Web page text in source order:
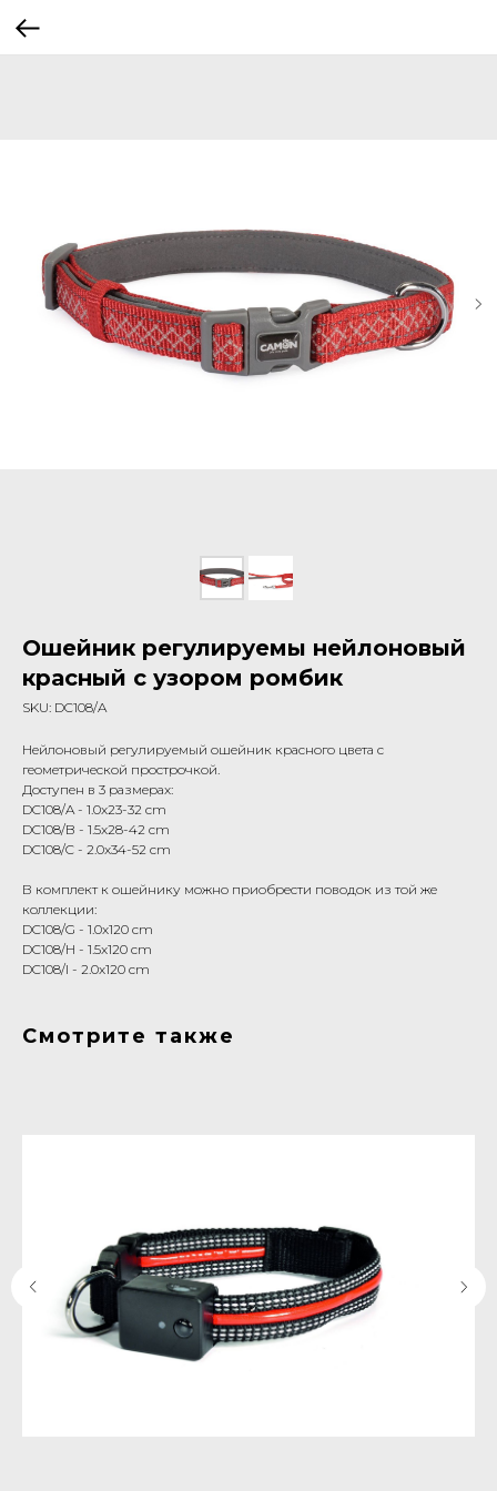
Ошейник регулируемы нейлоновый
красный с узором ромбик
SKU: DC108/A
Нейлоновый регулируемый ошейник красного цвета с
геометрической прострочкой.
Доступен в 3 размерах:
DC108/A - 1.0x23-32 cm
DC108/B - 1.5x28-42 cm
DC108/C - 2.0x34-52 cm
В комплект к ошейнику можно приобрести поводок из той же
коллекции:
DC108/G - 1.0x120 cm
DC108/H - 1.5x120 cm
DC108/I - 2.0x120 cm
Смотрите также